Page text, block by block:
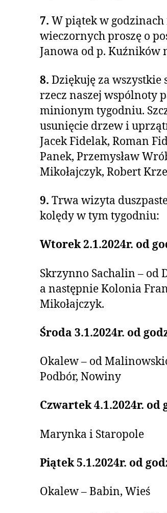
7. W piątek w
wieczornych proszę o
Janowa od p. Kuźników
8. Dziękuję za wszystkie
rzecz naszej wspólnoty
minionym tygodniu.
usunięcie drzew i
Jacek Fidelak, Roman
Panek, Przemysław
Mikołajczyk, Robert
9. Trwa wizyta
kolędy w tym tygodniu:
Wtorek 2.1.2024r. od
Skrzynno Sachalin – od
a następnie Kolonia
Mikołajczyk.
Środa 3.1.2024r. od
Okalew – od
Podbór, Nowiny
Czwartek 4.1.2024r. od
Marynka i Staropole
Piątek 5.1.2024r. od
Okalew – Babin, Wieś